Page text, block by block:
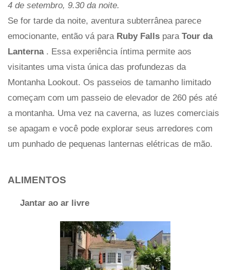
4 de setembro, 9.30 da noite.
Se for tarde da noite, aventura subterrânea parece
emocionante, então vá para Ruby Falls para Tour da
Lanterna . Essa experiência íntima permite aos
visitantes uma vista única das profundezas da
Montanha Lookout. Os passeios de tamanho limitado
começam com um passeio de elevador de 260 pés até
a montanha. Uma vez na caverna, as luzes comerciais
se apagam e você pode explorar seus arredores com
um punhado de pequenas lanternas elétricas de mão.
ALIMENTOS
Jantar ao ar livre